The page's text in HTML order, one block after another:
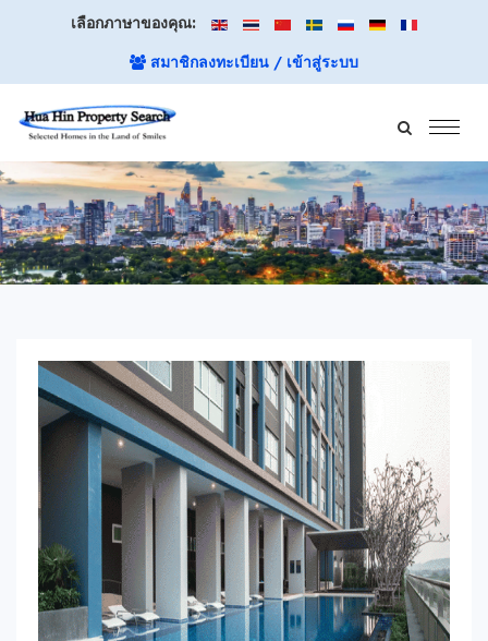
เลือกภาษาของคุณ:
สมาชิกลงทะเบียน / เข้าสู่ระบบ